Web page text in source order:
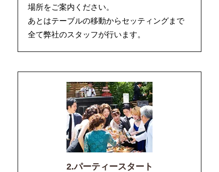
場所をご案内ください。
あとはテーブルの移動からセッティングまで
全て弊社のスタッフが行います。
2.パーティースタート